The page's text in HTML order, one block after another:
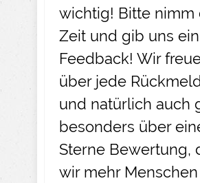
wichtig! Bitte nimm
Zeit und gib uns ein
Feedback! Wir
über jede
und natürlich auch
besonders über
Sterne Bewertung,
wir mehr Menschen